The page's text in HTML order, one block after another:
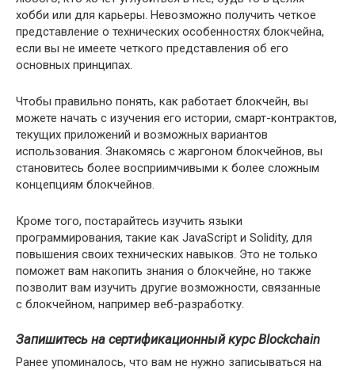
хобби или для карьеры. Невозможно получить четкое
представление о технических особенностях блокчейна,
если вы не имеете четкого представления об его
основных принципах.
Чтобы правильно понять, как работает блокчейн, вы
можете начать с изучения его истории, смарт-контрактов,
текущих приложений и возможных вариантов
использования. Знакомясь с жаргоном блокчейнов, вы
становитесь более восприимчивыми к более сложным
концепциям блокчейнов.
Кроме того, постарайтесь изучить языки
программирования, такие как JavaScript и Solidity, для
повышения своих технических навыков. Это не только
поможет вам накопить знания о блокчейне, но также
позволит вам изучить другие возможности, связанные
с блокчейном, например веб-разработку.
Запишитесь на сертификационный курс Blockchain
Ранее упоминалось, что вам не нужно записываться на